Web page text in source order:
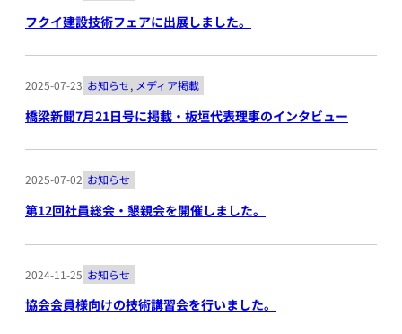
フクイ建設技術フェアに出展しました。
2025-07-23 お知らせ, メディア掲載
橋梁新聞7月21日号に掲載・板垣代表理事のインタビュー
2025-07-02 お知らせ
第12回社員総会・懇親会を開催しました。
2024-11-25 お知らせ
協会会員様向けの技術講習会を行いました。